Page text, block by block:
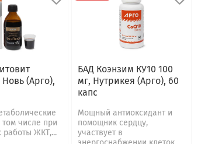
(Арго),
числе при
работы ЖКТ,...
БАД Коэнзим КУ10 100
мг, Нутрикея (Арго), 60
капс
Мощный антиоксидант и
помощник сердцу,
участвует в